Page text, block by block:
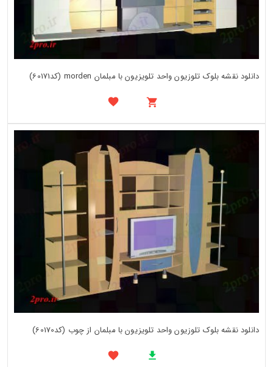
دانلود نقشه بلوک تلوزیون واحد تلویزیون با مبلمان morden (کد60171)
دانلود نقشه بلوک تلوزیون واحد تلویزیون با مبلمان از چوب (کد60170)